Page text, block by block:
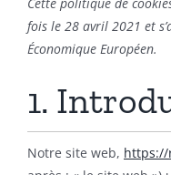
fois le 28 avril 2021 et
Économique Européen.
1.
Notre site web, https://